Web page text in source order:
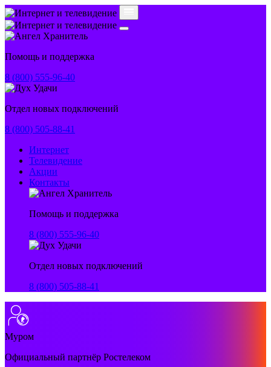
Помощь и поддержка
8 (800) 555-96-40
Отдел новых подключений
8 (800) 505-88-41
Интернет
Телевидение
Акции
Контакты
Помощь и поддержка
8 (800) 555-96-40
Отдел новых подключений
8 (800) 505-88-41
Муром
Официальный партнёр Ростелеком